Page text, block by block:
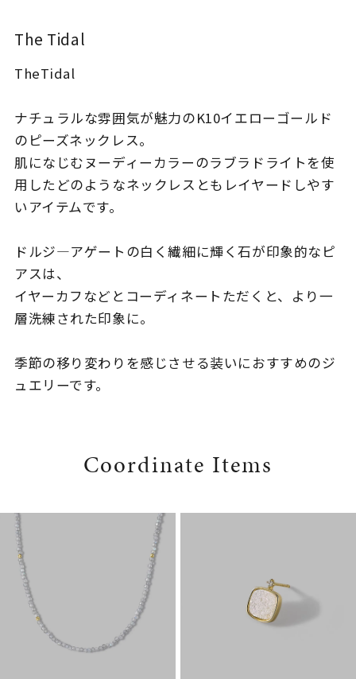
レディース
メンズ
リングサイズ
～
在庫 在庫ありのみ すべて表示
The Tidal
TheTidal
ナチュラルな雰囲気が魅力のK10イエローゴールド
のピーズネックレス。
肌になじむヌーディーカラーのラブラドライトを使
用したどのようなネックレスともレイヤードしやす
いアイテムです。
ドルジ―アゲートの白く繊細に輝く石が印象的なピ
アスは、
イヤーカフなどとコーディネートただくと、より一
層洗練された印象に。
季節の移り変わりを感じさせる装いにおすすめのジ
ュエリーです。
Coordinate Items